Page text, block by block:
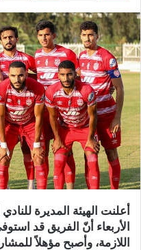
أعلنت الهيئة المديرة
الأربعاء أنّ الفريق قد
اللازمة، وأصبح مؤهلاً